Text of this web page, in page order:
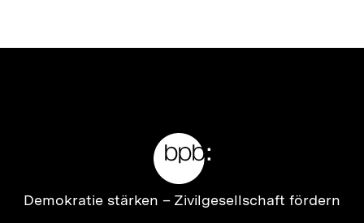
Zur
Demokratie stärken – Zivilgesellschaft fördern